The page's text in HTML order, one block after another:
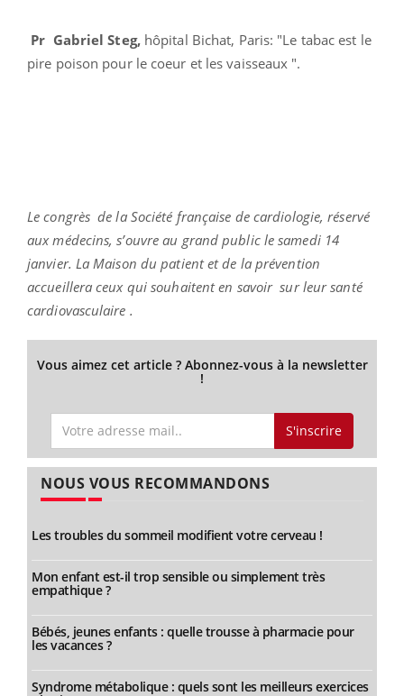
Pr Gabriel Steg, hôpital Bichat, Paris: "Le tabac est le
pire poison pour le coeur et les vaisseaux ".
Le congrès de la Société française de cardiologie, réservé
aux médecins, s’ouvre au grand public le samedi 14
janvier. La Maison du patient et de la prévention
accueillera ceux qui souhaitent en savoir sur leur santé
cardiovasculaire .
Vous aimez cet article ? Abonnez-vous à la newsletter
!
S'inscrire
NOUS VOUS RECOMMANDONS
Les troubles du sommeil modifient votre cerveau !
Mon enfant est-il trop sensible ou simplement très
empathique ?
Bébés, jeunes enfants : quelle trousse à pharmacie pour
les vacances ?
Syndrome métabolique : quels sont les meilleurs exercices